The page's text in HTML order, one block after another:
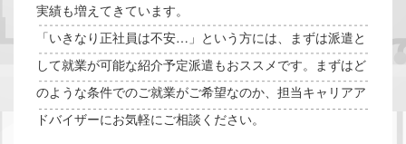
実績も増えてきています。
「いきなり正社員は不安…」という方には、まずは派遣と
して就業が可能な紹介予定派遣もおススメです。まずはど
のような条件でのご就業がご希望なのか、担当キャリアア
ドバイザーにお気軽にご相談ください。